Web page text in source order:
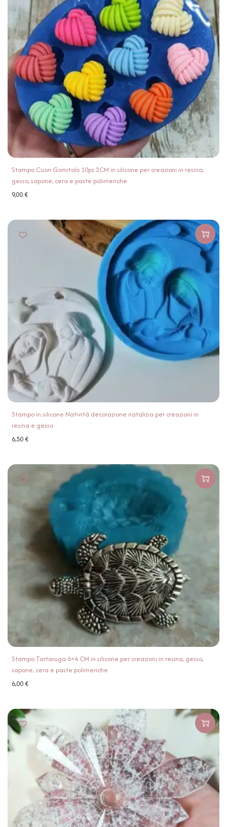
Stampo Cuori Gomitolo 10pz 2CM in silicone per creazioni in resina,
gesso, sapone, cera e paste polimeriche
9,00€
Stampo in silicone Natività decorazione natalizia per creazioni in
resina e gesso
6,50€
Stampo Tartaruga 6×4 CM in silicone per creazioni in resina, gesso,
sapone, cera e paste polimeriche
6,00€